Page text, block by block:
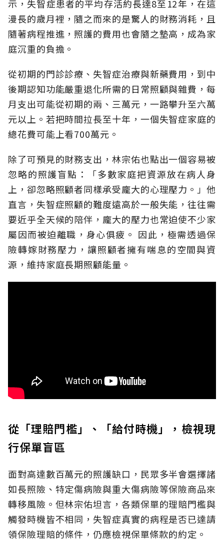
示，失智症患者的平均存活約長達8至12年，在這
漫長的歲月裡，隨之而來的是驚人的財務消耗，且
隨著病程推進，照護的費用也會隨之墊高，成為家
庭沉重的負擔。
從初期的門診診療、失智症治療與新藥費用，到中
後期認知功能嚴重退化所需的日常照顧與雜費，每
月支出可能從初期的兩、三萬元，一路攀升至六萬
元以上。若把時間拉長至十年，一個失智症家庭的
總花費可能上看700萬元。
除了可預見的財務支出，林宗佑也點出一個容易被
忽略的照護盲點：「多數家庭把資源放在病人身
上，卻忽略照顧者同樣承受龐大的心理壓力。」他
直言，失智症照顧的難度遠高於一般失能，往往需
要近乎全天候的陪伴，龐大的壓力也常迫使不少家
屬因而被迫離職，身心俱疲。 因此，極需透過保
險轉嫁財務壓力，讓照顧者擁有喘息的空間與資
源，維持家庭長期照顧能量。
從「理賠門檻」、「給付時機」，檢視現
行保單盲區
面對高達數百萬元的照護缺口，民眾多半會選擇諸
如長照險、特定傷病險與重大傷病險等保險商品來
轉移風險。但林宗佑坦言，各類保單的理賠門檻與
觸發時機皆不相同，失智症真實的病程是否已達請
領保險理賠的條件，仍應檢視保單條款的約定。